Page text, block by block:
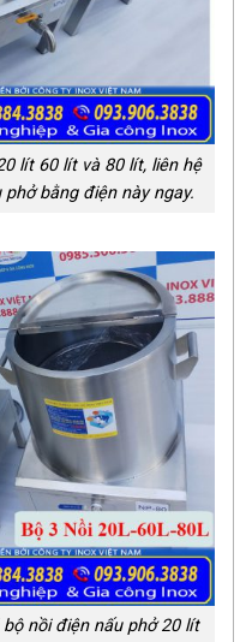
lít 60 lít và 80 lít, liên hệ
bằng điện này ngay.
nồi điện nấu phở 20 lít